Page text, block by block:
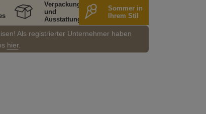
Verpackung
und
Ausstattung
Sommer in
Ihrem Stil
Als registrierter Unternehmer haben
hier.